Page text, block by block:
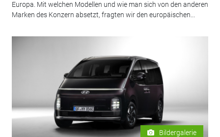
Europa. Mit welchen Modellen und wie man sich von den anderen
Marken des Konzern absetzt, fragten wir den europäischen...
Bildergalerie